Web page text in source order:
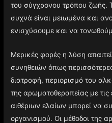
του σύγχρονου τρόπου ζωής.
συχνά είναι μειωμένα και
ενισχύσουμε και να
Μερικές φορές η λύση
συνηθειών όπως
διατροφή, περιορισμό του
της αρωματοθεραπείας με
αιθέριων ελαίων μπορεί να
οργανισμού. Οι μέθοδοι της